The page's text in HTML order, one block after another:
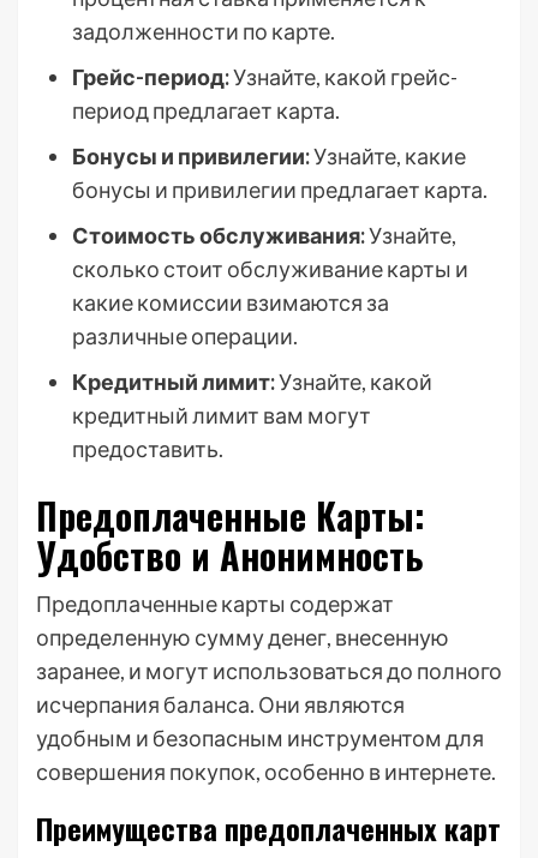
задолженности по карте.
Грейс-период:Узнайте, какой грейс-
период предлагает карта.
Бонусы и привилегии:Узнайте, какие
бонусы и привилегии предлагает карта.
Стоимость обслуживания:Узнайте,
сколько стоит обслуживание карты и
какие комиссии взимаются за
различные операции.
Кредитный лимит:Узнайте, какой
кредитный лимит вам могут
предоставить.
Предоплаченные Карты:
Удобство и Анонимность
Предоплаченные карты содержат
определенную сумму денег, внесенную
заранее, и могут использоваться до полного
исчерпания баланса. Они являются
удобным и безопасным инструментом для
совершения покупок, особенно в интернете.
Преимущества предоплаченных карт